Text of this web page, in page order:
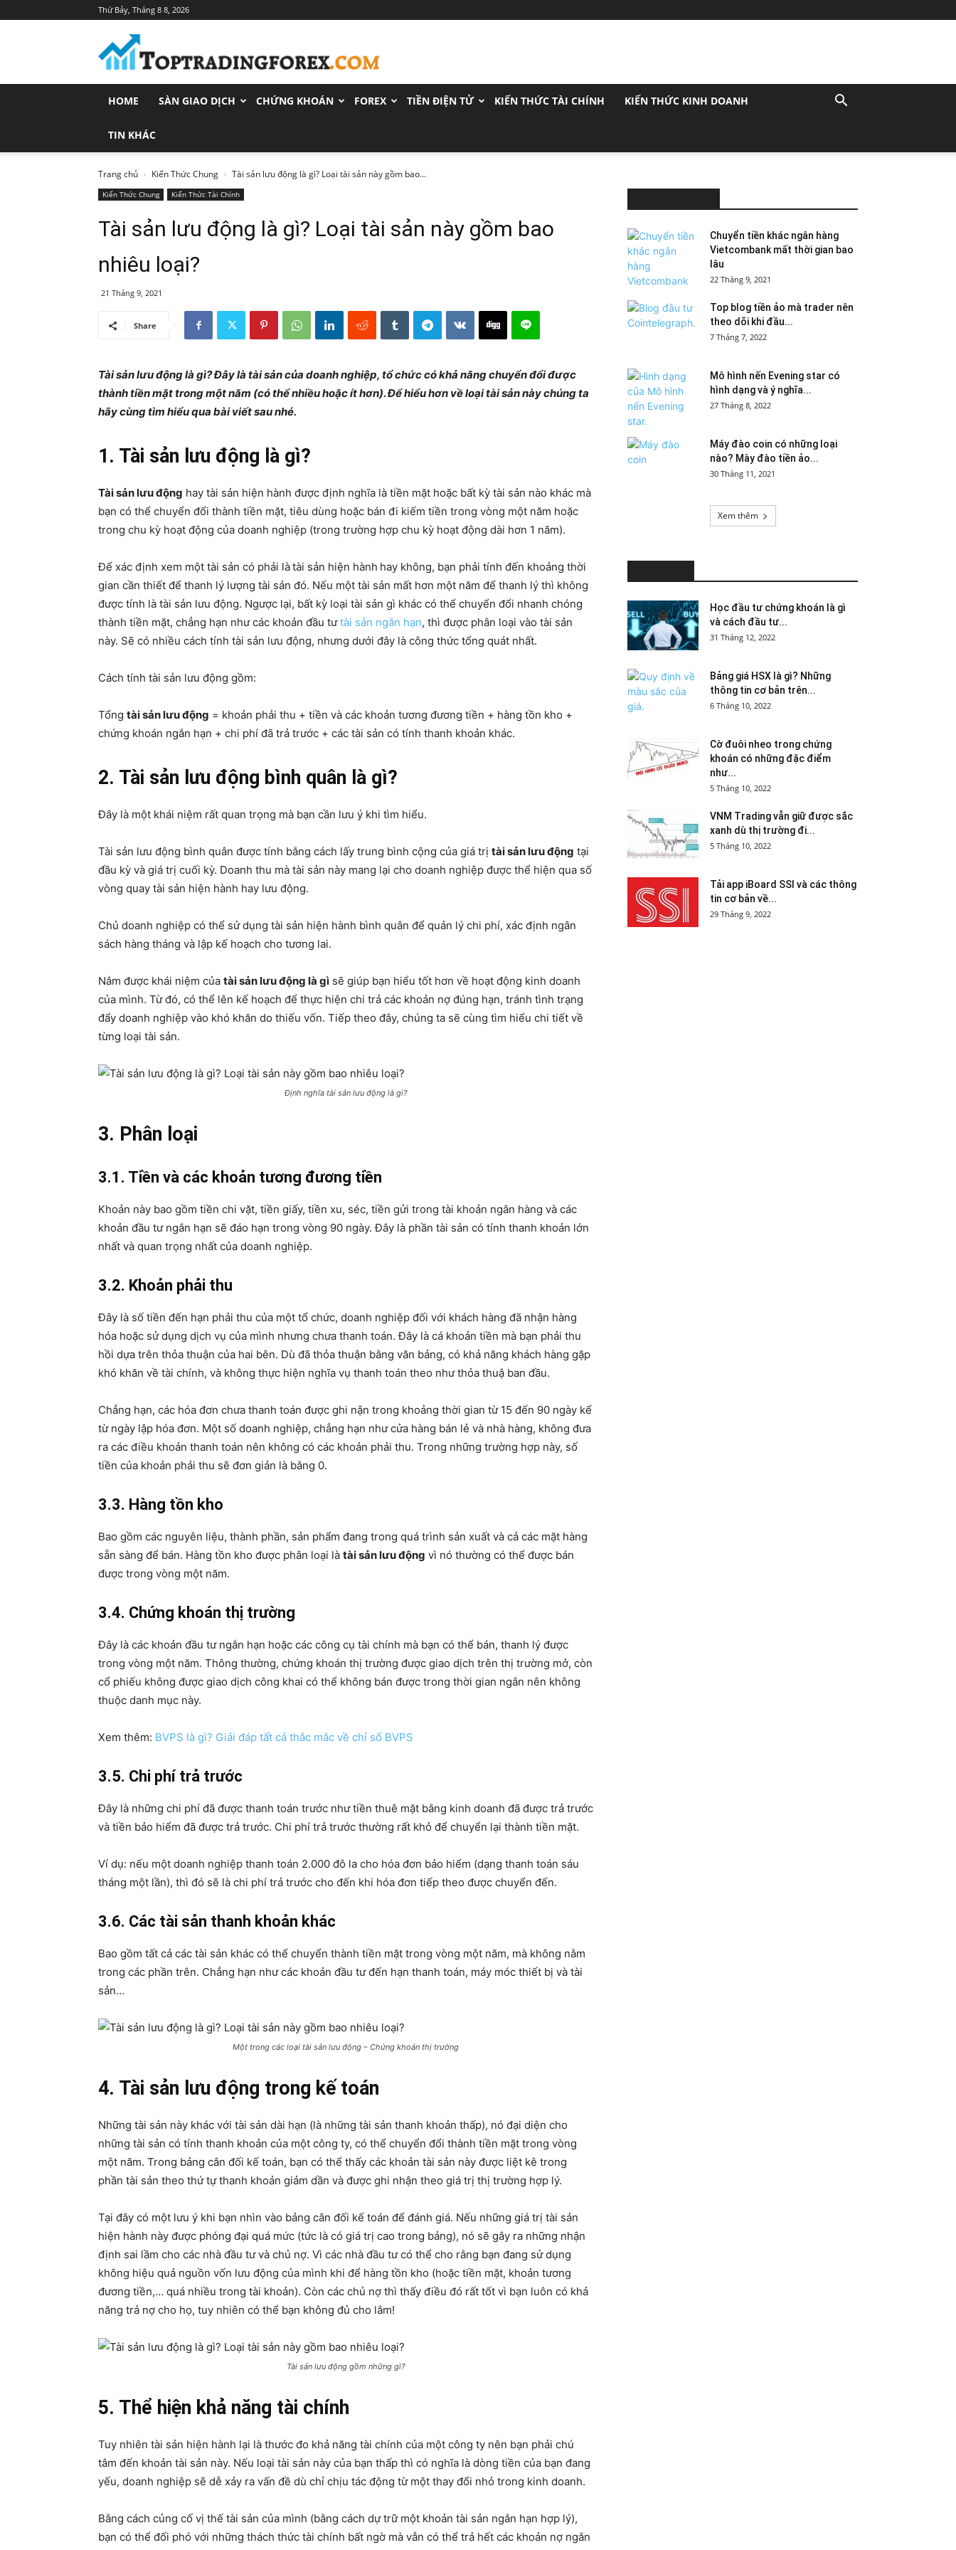
Thứ Bảy, Tháng 8 8, 2026
Trang
Tin
Tức
Đầu
HOME SÀN GIAO DỊCH CHỨNG KHOÁN FOREX TIỀN ĐIỆN TỬ KIẾN THỨC TÀI CHÍNH KIẾN THỨC KINH DOANH
TIN KHÁC
Trang chủ Kiến Thức Chung Tài sản lưu động là gì? Loại tài sản này gồm bao...
Kiến Thức Chung Kiến Thức Tài Chính
Tài sản lưu động là gì? Loại tài sản này gồm bao
nhiêu loại?
21 Tháng 9, 2021
Share
Tài sản lưu động là gì? Đây là tài sản của doanh nghiệp, tổ chức có khả năng chuyển đổi được
thành tiền mặt trong một năm (có thể nhiều hoặc ít hơn). Để hiểu hơn về loại tài sản này chúng ta
hãy cùng tìm hiểu qua bài viết sau nhé.
1. Tài sản lưu động là gì?
Tài sản lưu động hay tài sản hiện hành được định nghĩa là tiền mặt hoặc bất kỳ tài sản nào khác mà
bạn có thể chuyển đổi thành tiền mặt, tiêu dùng hoặc bán đi kiếm tiền trong vòng một năm hoặc
trong chu kỳ hoạt động của doanh nghiệp (trong trường hợp chu kỳ hoạt động dài hơn 1 năm).
Để xác định xem một tài sản có phải làtài sản hiện hành hay không, bạn phải tính đến khoảng thời
gian cần thiết để thanh lý lượng tài sản đó. Nếu một tài sản mất hơn một năm để thanh lý thì không
được tính là tài sản lưu động. Ngược lại, bất kỳ loại tài sản gì khác có thể chuyển đổi nhanh chóng
thành tiền mặt, chẳng hạn như các khoản đầu tưtài sản ngắn hạn, thì được phân loại vào tài sản
này. Sẽ có nhiều cách tính tài sản lưu động, nhưng dưới đây là công thức tổng quát nhất.
Cách tính tài sản lưu động gồm:
Tổng tài sản lưu động = khoản phải thu + tiền và các khoản tương đương tiền + hàng tồn kho +
chứng khoán ngắn hạn + chi phí đã trả trước + các tài sản có tính thanh khoản khác.
2. Tài sản lưu động bình quân là gì?
Đây là một khái niệm rất quan trọng mà bạn cần lưu ý khi tìm hiểu.
Tài sản lưu động bình quân được tính bằng cách lấy trung bình cộng của giá trị tài sản lưu động tại
đầu kỳ và giá trị cuối kỳ. Doanh thu mà tài sản này mang lại cho doanh nghiệp được thể hiện qua số
vòng quay tài sản hiện hành hay lưu động.
Chủ doanh nghiệp có thể sử dụng tài sản hiện hành bình quân để quản lý chi phí, xác định ngân
sách hàng tháng và lập kế hoạch cho tương lai.
Nắm được khái niệm của tài sản lưu động là gì sẽ giúp bạn hiểu tốt hơn về hoạt động kinh doanh
của mình. Từ đó, có thể lên kế hoạch để thực hiện chi trả các khoản nợ đúng hạn, tránh tình trạng
đẩy doanh nghiệp vào khó khăn do thiếu vốn. Tiếp theo đây, chúng ta sẽ cùng tìm hiểu chi tiết về
từng loại tài sản.
Định nghĩa tài sản lưu động là gì?
3. Phân loại
3.1. Tiền và các khoản tương đương tiền
Khoản này bao gồm tiền chi vặt, tiền giấy, tiền xu, séc, tiền gửi trong tài khoản ngân hàng và các
khoản đầu tư ngắn hạn sẽ đáo hạn trong vòng 90 ngày. Đây là phần tài sản có tính thanh khoản lớn
nhất và quan trọng nhất của doanh nghiệp.
3.2. Khoản phải thu
Đây là số tiền đến hạn phải thu của một tổ chức, doanh nghiệp đối với khách hàng đã nhận hàng
hóa hoặc sử dụng dịch vụ của mình nhưng chưa thanh toán. Đây là cá khoản tiền mà bạn phải thu
hồi dựa trên thỏa thuận của hai bên. Dù đã thỏa thuận bằng văn bảng, có khả năng khách hàng gặp
khó khăn về tài chính, và không thực hiện nghĩa vụ thanh toán theo như thỏa thuậ ban đầu.
Chẳng hạn, các hóa đơn chưa thanh toán được ghi nận trong khoảng thời gian từ 15 đến 90 ngày kể
từ ngày lập hóa đơn. Một số doanh nghiệp, chẳng hạn như cửa hàng bán lẻ và nhà hàng, không đưa
ra các điều khoản thanh toán nên không có các khoản phải thu. Trong những trường hợp này, số
tiền của khoản phải thu sẽ đơn giản là bằng 0.
3.3. Hàng tồn kho
Bao gồm các nguyên liệu, thành phần, sản phẩm đang trong quá trình sản xuất và cả các mặt hàng
sẵn sàng để bán. Hàng tồn kho được phân loại là tài sản lưu động vì nó thường có thể được bán
được trong vòng một năm.
3.4. Chứng khoán thị trường
Đây là các khoản đầu tư ngắn hạn hoặc các công cụ tài chính mà bạn có thể bán, thanh lý được
trong vòng một năm. Thông thường, chứng khoán thị trường được giao dịch trên thị trường mở, còn
cổ phiếu không được giao dịch công khai có thể không bán được trong thời gian ngắn nên không
thuộc danh mục này.
Xem thêm: BVPS là gì? Giải đáp tất cả thắc mắc về chỉ số BVPS
3.5. Chi phí trả trước
Đây là những chi phí đã được thanh toán trước như tiền thuê mặt bằng kinh doanh đã được trả trước
và tiền bảo hiểm đã được trả trước. Chi phí trả trước thường rất khỏ để chuyển lại thành tiền mặt.
Ví dụ: nếu một doanh nghiệp thanh toán 2.000 đô la cho hóa đơn bảo hiểm (dạng thanh toán sáu
tháng một lần), thì đó sẽ là chi phí trả trước cho đến khi hóa đơn tiếp theo được chuyển đến.
3.6. Các tài sản thanh khoản khác
Bao gồm tất cả các tài sản khác có thể chuyển thành tiền mặt trong vòng một năm, mà không nằm
trong các phần trên. Chẳng hạn như các khoản đầu tư đến hạn thanh toán, máy móc thiết bị và tài
sản…
Một trong các loại tài sản lưu động – Chứng khoán thị trường
4. Tài sản lưu động trong kế toán
Những tài sản này khác với tài sản dài hạn (là những tài sản thanh khoản thấp), nó đại diện cho
những tài sản có tính thanh khoản của một công ty, có thể chuyển đổi thành tiền mặt trong vòng
một năm. Trong bảng cân đối kế toán, bạn có thể thấy các khoản tài sản này được liệt kê trong
phần tài sản theo thứ tự thanh khoản giảm dần và được ghi nhận theo giá trị thị trường hợp lý.
Tại đây có một lưu ý khi bạn nhìn vào bảng cân đối kế toán để đánh giá. Nếu những giá trị tài sản
hiện hành này được phóng đại quá mức (tức là có giá trị cao trong bảng), nó sẽ gây ra những nhận
định sai lầm cho các nhà đầu tư và chủ nợ. Vì các nhà đầu tư có thể cho rằng bạn đang sử dụng
không hiệu quả nguồn vốn lưu động của mình khi để hàng tồn kho (hoặc tiền mặt, khoản tương
đương tiền,… quá nhiều trong tài khoản). Còn các chủ nợ thì thấy điều đó rất tốt vì bạn luôn có khả
năng trả nợ cho họ, tuy nhiên có thể bạn không đủ cho lắm!
Tài sản lưu động gồm những gì?
5. Thể hiện khả năng tài chính
Tuy nhiên tài sản hiện hành lại là thước đo khả năng tài chính của một công ty nên bạn phải chú
tâm đến khoản tài sản này. Nếu loại tài sản này của bạn thấp thì có nghĩa là dòng tiền của bạn đang
yếu, doanh nghiệp sẽ dễ xảy ra vấn đề dù chỉ chịu tác động từ một thay đổi nhỏ trong kinh doanh.
Bằng cách củng cố vị thế tài sản của mình (bằng cách dự trữ một khoản tài sản ngắn hạn hợp lý),
bạn có thể đối phó với những thách thức tài chính bất ngờ mà vẫn có thể trả hết các khoản nợ ngắn
Chuyển tiền khác ngân hàng
Vietcombank mất thời gian bao
lâu
22 Tháng 9, 2021
Top blog tiền ảo mà trader nên
theo dõi khi đầu...
7 Tháng 7, 2022
Mô hình nến Evening star có
hình dạng và ý nghĩa...
27 Tháng 8, 2022
Máy đào coin có những loại
nào? Mày đào tiền ảo...
30 Tháng 11, 2021
Xem thêm
Học đầu tư chứng khoán là gì
và cách đầu tư...
31 Tháng 12, 2022
Bảng giá HSX là gì? Những
thông tin cơ bản trên...
6 Tháng 10, 2022
Cờ đuôi nheo trong chứng
khoán có những đặc điểm
như...
5 Tháng 10, 2022
VNM Trading vẫn giữ được sắc
xanh dù thị trường đi...
5 Tháng 10, 2022
Tải app iBoard SSI và các thông
tin cơ bản về...
29 Tháng 9, 2022